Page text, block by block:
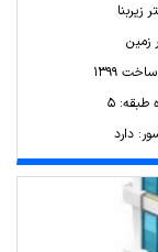
زمین
1399
طبقه: 5
دارد